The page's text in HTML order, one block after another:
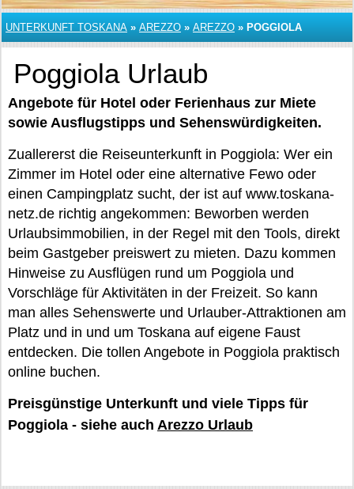
UNTERKUNFT TOSKANA » AREZZO » AREZZO » POGGIOLA
Poggiola Urlaub
Angebote für Hotel oder Ferienhaus zur Miete
sowie Ausflugstipps und Sehenswürdigkeiten.
Zuallererst die Reiseunterkunft in Poggiola: Wer ein
Zimmer im Hotel oder eine alternative Fewo oder
einen Campingplatz sucht, der ist auf www.toskana-
netz.de richtig angekommen: Beworben werden
Urlaubsimmobilien, in der Regel mit den Tools, direkt
beim Gastgeber preiswert zu mieten. Dazu kommen
Hinweise zu Ausflügen rund um Poggiola und
Vorschläge für Aktivitäten in der Freizeit. So kann
man alles Sehenswerte und Urlauber-Attraktionen am
Platz und in und um Toskana auf eigene Faust
entdecken. Die tollen Angebote in Poggiola praktisch
online buchen.
Preisgünstige Unterkunft und viele Tipps für
Poggiola - siehe auch Arezzo Urlaub